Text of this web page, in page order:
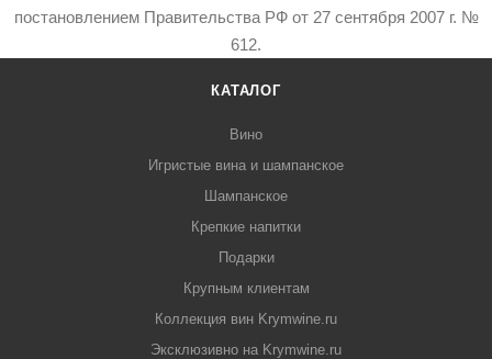
постановлением Правительства РФ от 27 сентября 2007 г. №
612.
КАТАЛОГ
Вино
Игристые вина и шампанское
Шампанское
Крепкие напитки
Подарки
Крупным клиентам
Коллекция вин Krymwine.ru
Эксклюзивно на Krymwine.ru